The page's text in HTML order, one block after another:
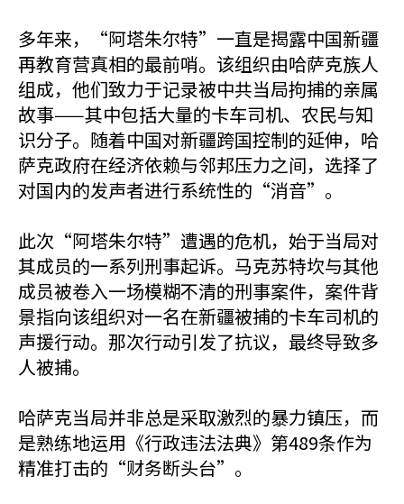
多年来，“阿塔朱尔特”一直是揭露中国新疆
再教育营真相的最前哨。该组织由哈萨克族人
组成，他们致力于记录被中共当局拘捕的亲属
故事——其中包括大量的卡车司机、农民与知
识分子。随着中国对新疆跨国控制的延伸，哈
萨克政府在经济依赖与邻邦压力之间，选择了
对国内的发声者进行系统性的“消音”。
此次“阿塔朱尔特”遭遇的危机，始于当局对
其成员的一系列刑事起诉。马克苏特坎与其他
成员被卷入一场模糊不清的刑事案件，案件背
景指向该组织对一名在新疆被捕的卡车司机的
声援行动。那次行动引发了抗议，最终导致多
人被捕。
哈萨克当局并非总是采取激烈的暴力镇压，而
是熟练地运用《行政违法法典》第489条作为
精准打击的“财务断头台”。